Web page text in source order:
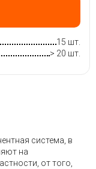
15 шт.
> 20 шт.
система, в
на
от того,